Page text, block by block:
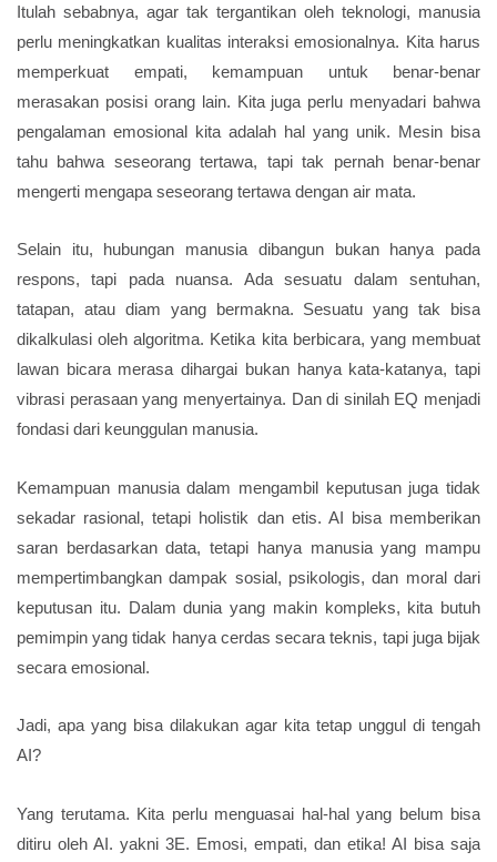
Itulah sebabnya, agar tak tergantikan oleh teknologi, manusia
perlu meningkatkan kualitas interaksi emosionalnya. Kita harus
memperkuat empati, kemampuan untuk benar-benar
merasakan posisi orang lain. Kita juga perlu menyadari bahwa
pengalaman emosional kita adalah hal yang unik. Mesin bisa
tahu bahwa seseorang tertawa, tapi tak pernah benar-benar
mengerti mengapa seseorang tertawa dengan air mata.
Selain itu, hubungan manusia dibangun bukan hanya pada
respons, tapi pada nuansa. Ada sesuatu dalam sentuhan,
tatapan, atau diam yang bermakna. Sesuatu yang tak bisa
dikalkulasi oleh algoritma. Ketika kita berbicara, yang membuat
lawan bicara merasa dihargai bukan hanya kata-katanya, tapi
vibrasi perasaan yang menyertainya. Dan di sinilah EQ menjadi
fondasi dari keunggulan manusia.
Kemampuan manusia dalam mengambil keputusan juga tidak
sekadar rasional, tetapi holistik dan etis. AI bisa memberikan
saran berdasarkan data, tetapi hanya manusia yang mampu
mempertimbangkan dampak sosial, psikologis, dan moral dari
keputusan itu. Dalam dunia yang makin kompleks, kita butuh
pemimpin yang tidak hanya cerdas secara teknis, tapi juga bijak
secara emosional.
Jadi, apa yang bisa dilakukan agar kita tetap unggul di tengah
AI?
Yang terutama. Kita perlu menguasai hal-hal yang belum bisa
ditiru oleh AI. yakni 3E. Emosi, empati, dan etika! AI bisa saja